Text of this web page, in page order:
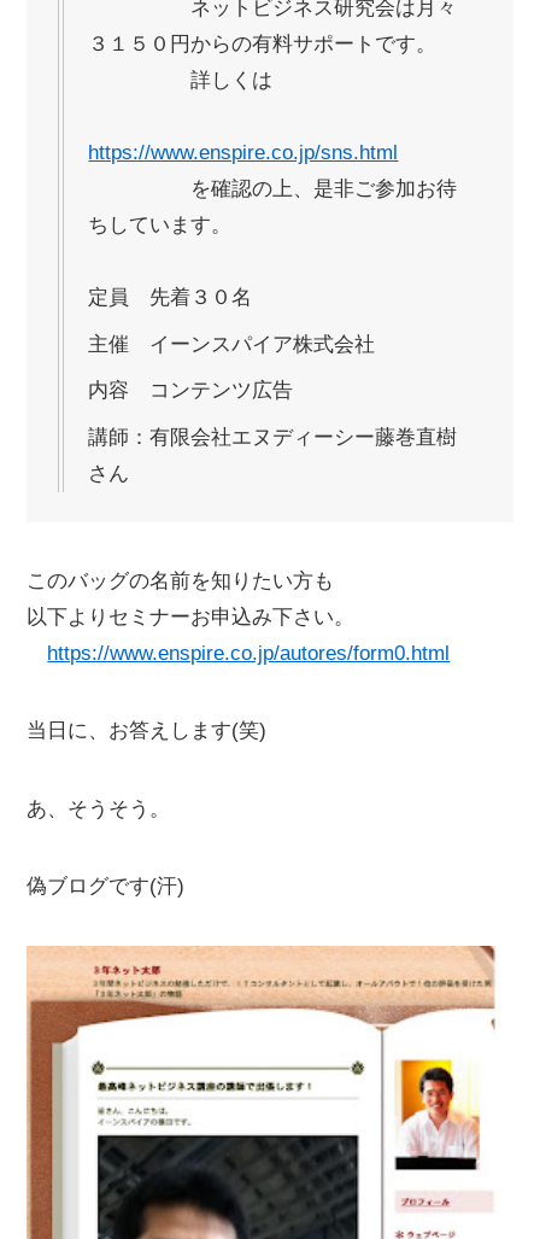
ネットビジネス研究会は月々
３１５０円からの有料サポートです。
詳しくは
https://www.enspire.co.jp/sns.html
を確認の上、是非ご参加お待
ちしています。
定員 先着３０名
主催 イーンスパイア株式会社
内容 コンテンツ広告
講師：有限会社エヌディーシー藤巻直樹
さん
このバッグの名前を知りたい方も
以下よりセミナーお申込み下さい。
https://www.enspire.co.jp/autores/form0.html
当日に、お答えします(笑)
あ、そうそう。
偽ブログです(汗)